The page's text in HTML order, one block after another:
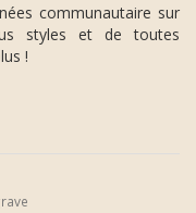
communautaire sur
styles et de toutes
!